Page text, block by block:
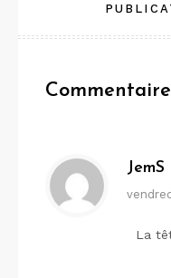
l’article
Commentaire
JemS
La